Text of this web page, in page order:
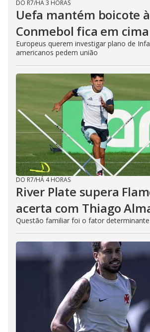
DO R7/HÁ 3 HORAS
Uefa mantém boicote
Conmebol fica em
Europeus querem investigar plano de
americanos pedem união
DO R7/HÁ 4 HORAS
River Plate supera
acerta com Thiago
Questão familiar foi o fator